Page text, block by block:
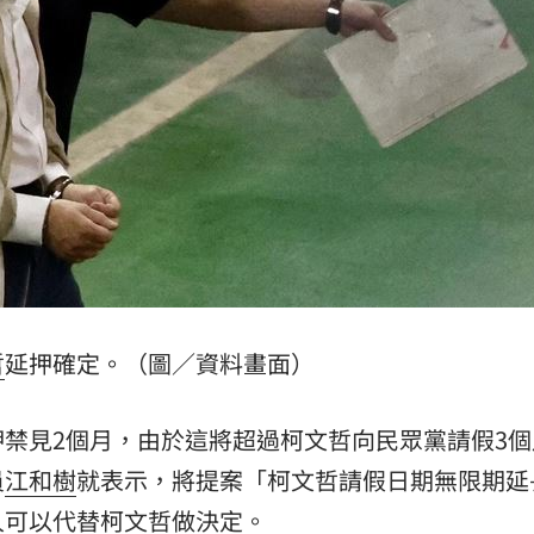
08:00
07:57
07:57
延押確定。（圖／資料畫面）
見2個月，由於這將超過柯文哲向民眾黨請假3
江和樹就表示，將提案「柯文哲請假日期無限期
以代替柯文哲做決定。